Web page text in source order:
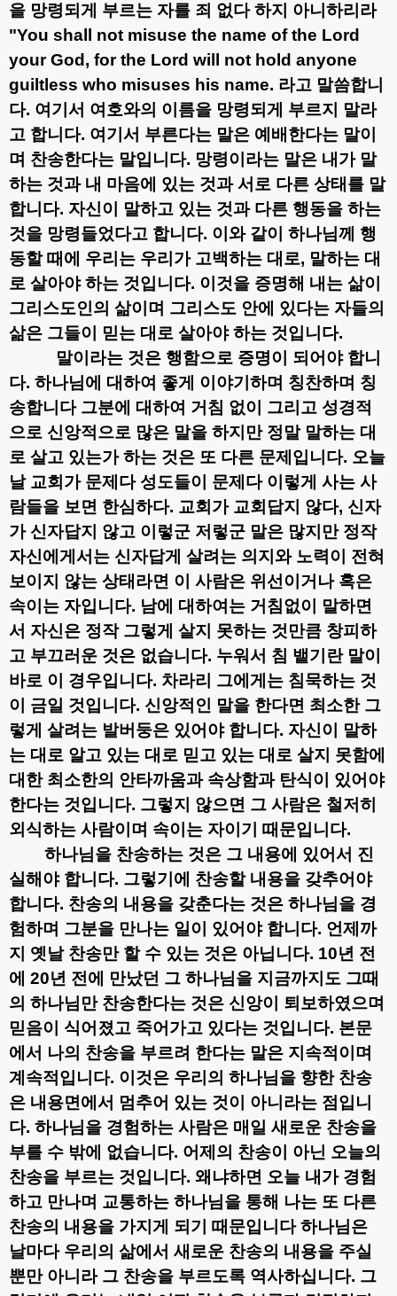
을 망령되게 부르는 자를 죄 없다 하지 아니하리라
"You shall not misuse the name of the Lord
your God, for the Lord will not hold anyone
guiltless who misuses his name. 라고 말씀합니
다. 여기서 여호와의 이름을 망령되게 부르지 말라
고 합니다. 여기서 부른다는 말은 예배한다는 말이
며 찬송한다는 말입니다. 망령이라는 말은 내가 말
하는 것과 내 마음에 있는 것과 서로 다른 상태를 말
합니다. 자신이 말하고 있는 것과 다른 행동을 하는
것을 망령들었다고 합니다. 이와 같이 하나님께 행
동할 때에 우리는 우리가 고백하는 대로, 말하는 대
로 살아야 하는 것입니다. 이것을 증명해 내는 삶이
그리스도인의 삶이며 그리스도 안에 있다는 자들의
삶은 그들이 믿는 대로 살아야 하는 것입니다.
말이라는 것은 행함으로 증명이 되어야 합니
다. 하나님에 대하여 좋게 이야기하며 칭찬하며 칭
송합니다 그분에 대하여 거침 없이 그리고 성경적
으로 신앙적으로 많은 말을 하지만 정말 말하는 대
로 살고 있는가 하는 것은 또 다른 문제입니다. 오늘
날 교회가 문제다 성도들이 문제다 이렇게 사는 사
람들을 보면 한심하다. 교회가 교회답지 않다, 신자
가 신자답지 않고 이렇군 저렇군 말은 많지만 정작
자신에게서는 신자답게 살려는 의지와 노력이 전혀
보이지 않는 상태라면 이 사람은 위선이거나 혹은
속이는 자입니다. 남에 대하여는 거침없이 말하면
서 자신은 정작 그렇게 살지 못하는 것만큼 창피하
고 부끄러운 것은 없습니다. 누워서 침 뱉기란 말이
바로 이 경우입니다. 차라리 그에게는 침묵하는 것
이 금일 것입니다. 신앙적인 말을 한다면 최소한 그
렇게 살려는 발버둥은 있어야 합니다. 자신이 말하
는 대로 알고 있는 대로 믿고 있는 대로 살지 못함에
대한 최소한의 안타까움과 속상함과 탄식이 있어야
한다는 것입니다. 그렇지 않으면 그 사람은 철저히
외식하는 사람이며 속이는 자이기 때문입니다.
하나님을 찬송하는 것은 그 내용에 있어서 진
실해야 합니다. 그렇기에 찬송할 내용을 갖추어야
합니다. 찬송의 내용을 갖춘다는 것은 하나님을 경
험하며 그분을 만나는 일이 있어야 합니다. 언제까
지 옛날 찬송만 할 수 있는 것은 아닙니다. 10년 전
에 20년 전에 만났던 그 하나님을 지금까지도 그때
의 하나님만 찬송한다는 것은 신앙이 퇴보하였으며
믿음이 식어졌고 죽어가고 있다는 것입니다. 본문
에서 나의 찬송을 부르려 한다는 말은 지속적이며
계속적입니다. 이것은 우리의 하나님을 향한 찬송
은 내용면에서 멈추어 있는 것이 아니라는 점입니
다. 하나님을 경험하는 사람은 매일 새로운 찬송을
부를 수 밖에 없습니다. 어제의 찬송이 아닌 오늘의
찬송을 부르는 것입니다. 왜냐하면 오늘 내가 경험
하고 만나며 교통하는 하나님을 통해 나는 또 다른
찬송의 내용을 가지게 되기 때문입니다 하나님은
날마다 우리의 삶에서 새로운 찬송의 내용을 주실
뿐만 아니라 그 찬송을 부르도록 역사하십니다. 그